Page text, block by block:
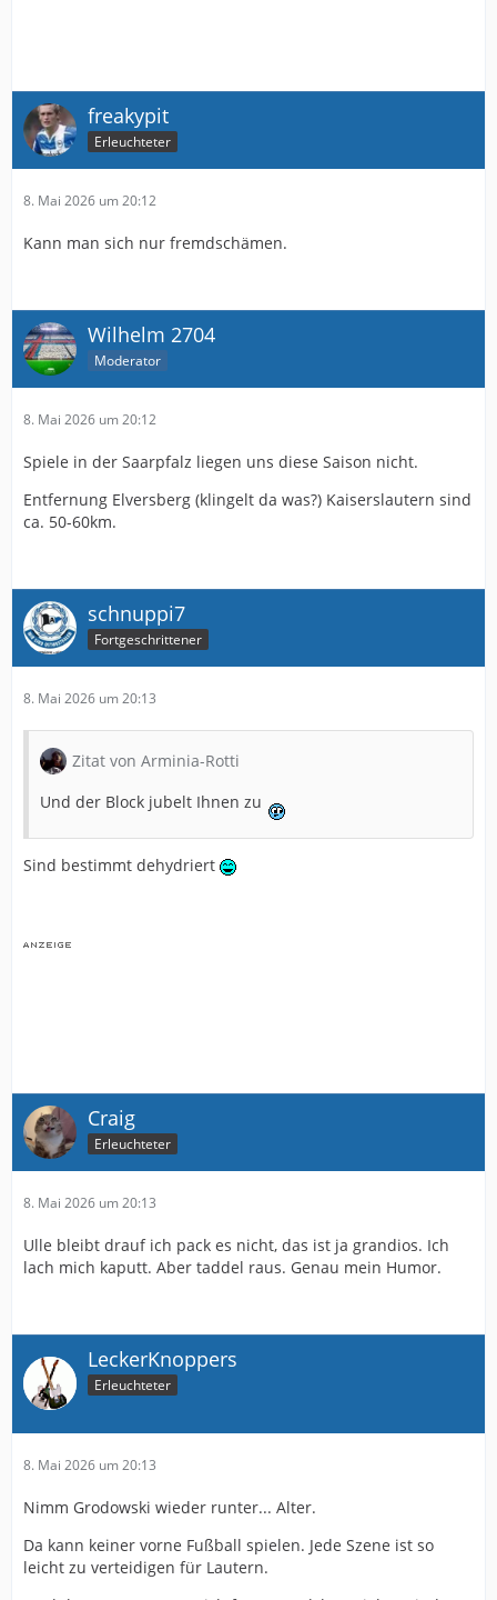
freakypit
Erleuchteter
8. Mai 2026 um 20:12
Kann man sich nur fremdschämen.
Wilhelm 2704
Moderator
8. Mai 2026 um 20:12
Spiele in der Saarpfalz liegen uns diese Saison nicht.
Entfernung Elversberg (klingelt da was?) Kaiserslautern sind
ca. 50-60km.
schnuppi7
Fortgeschrittener
8. Mai 2026 um 20:13
Zitat von Arminia-Rotti
Und der Block jubelt Ihnen zu
Sind bestimmt dehydriert
Craig
Erleuchteter
8. Mai 2026 um 20:13
Ulle bleibt drauf ich pack es nicht, das ist ja grandios. Ich
lach mich kaputt. Aber taddel raus. Genau mein Humor.
LeckerKnoppers
Erleuchteter
8. Mai 2026 um 20:13
Nimm Grodowski wieder runter... Alter.
Da kann keiner vorne Fußball spielen. Jede Szene ist so
leicht zu verteidigen für Lautern.